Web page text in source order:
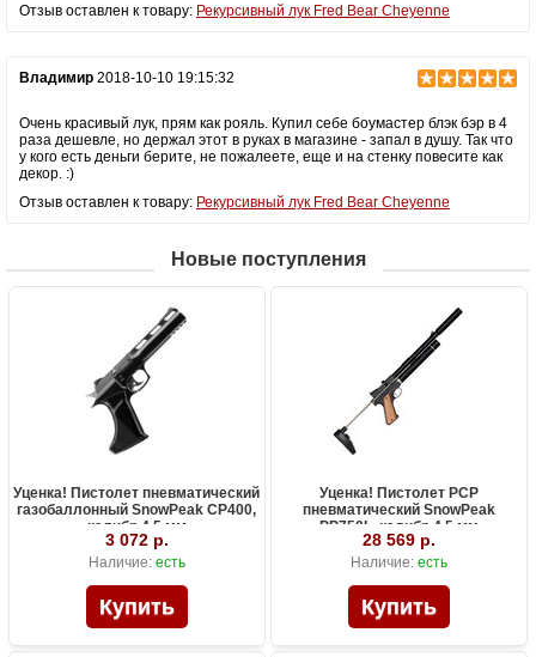
Отзыв оставлен к товару: Рекурсивный лук Fred Bear Cheyenne
Владимир 2018-10-10 19:15:32
Очень красивый лук, прям как рояль. Купил себе боумастер блэк бэр в 4
раза дешевле, но держал этот в руках в магазине - запал в душу. Так что
у кого есть деньги берите, не пожалеете, еще и на стенку повесите как
декор. :)
Отзыв оставлен к товару: Рекурсивный лук Fred Bear Cheyenne
Новые поступления
Уценка! Пистолет пневматический
газобаллонный SnowPeak CP400,
калибр 4.5 мм
3 072 р.
Наличие: есть
Уценка! Пистолет PCP
пневматический SnowPeak
PP750L, калибр 4.5 мм
28 569 р.
Наличие: есть